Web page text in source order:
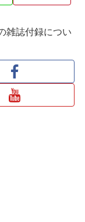
雑誌付録につい